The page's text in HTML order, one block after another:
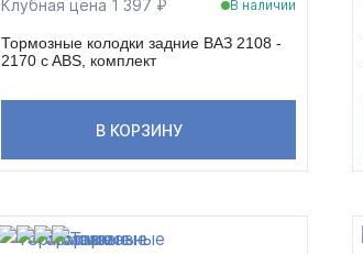
Клубная цена 1 397 ₽ В наличии
Тормозные колодки задние ВАЗ 2108 -
2170 c ABS, комплект
В КОРЗИНУ